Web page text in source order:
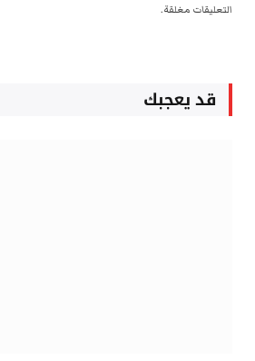
التعليقات مغلقة.
قد يعجبك